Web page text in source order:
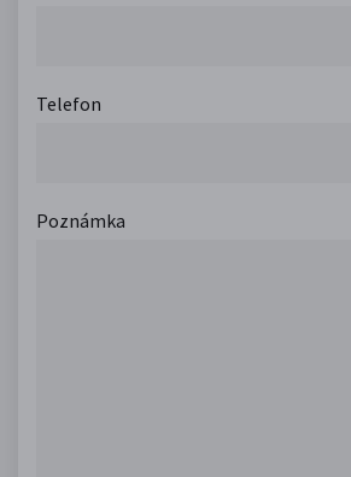
Telefon
Poznámka